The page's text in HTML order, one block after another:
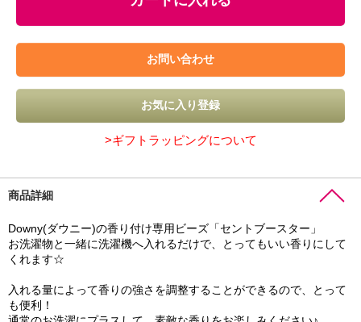
>ギフトラッピングについて
商品詳細
Downy(ダウニー)の香り付け専用ビーズ「セントブースター」
お洗濯物と一緒に洗濯機へ入れるだけで、とってもいい香りにして
くれます☆
入れる量によって香りの強さを調整することができるので、とって
も便利！